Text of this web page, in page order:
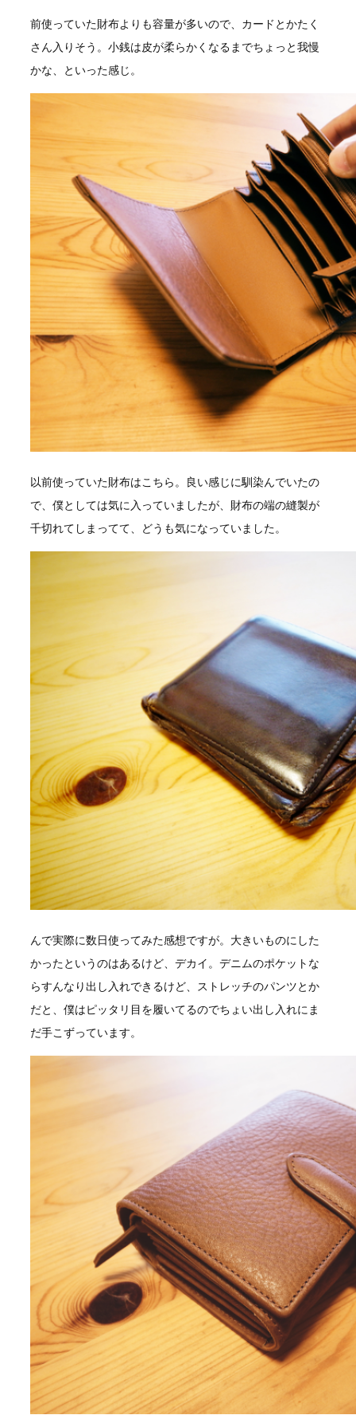
前使っていた財布よりも容量が多いので、カードとかたく
さん入りそう。小銭は皮が柔らかくなるまでちょっと我慢
かな、といった感じ。
以前使っていた財布はこちら。良い感じに馴染んでいたの
で、僕としては気に入っていましたが、財布の端の縫製が
千切れてしまってて、どうも気になっていました。
んで実際に数日使ってみた感想ですが。大きいものにした
かったというのはあるけど、デカイ。デニムのポケットな
らすんなり出し入れできるけど、ストレッチのパンツとか
だと、僕はピッタリ目を履いてるのでちょい出し入れにま
だ手こずっています。